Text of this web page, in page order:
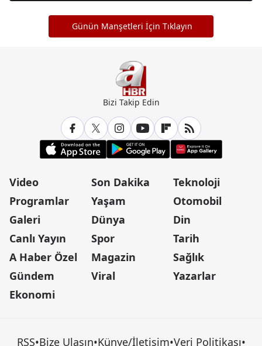
Günün Manşetleri İçin Tıklayın
Bizi Takip Edin
Video
Programlar
Galeri
Canlı Yayın
A Haber Özel
Gündem
Ekonomi
Son Dakika
Yaşam
Dünya
Spor
Magazin
Viral
Teknoloji
Otomobil
Din
Tarih
Sağlık
Yazarlar
RSS•Bize Ulaşın•Künye/İletişim•Veri Politikası•